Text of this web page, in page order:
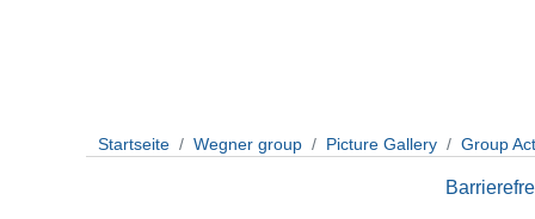
Startseite Wegner group Picture Gallery Group